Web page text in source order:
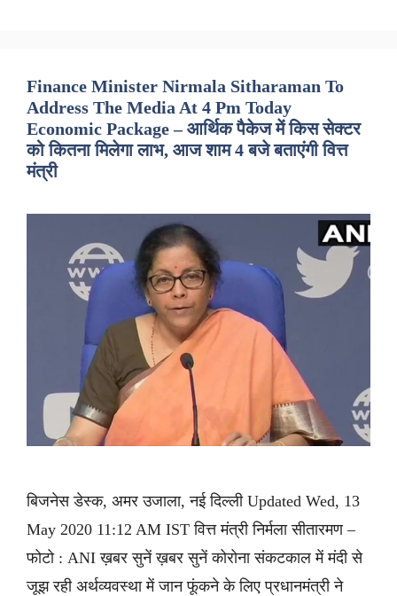
Finance Minister Nirmala Sitharaman To
Address The Media At 4 Pm Today
Economic Package – आर्थिक पैकेज में किस सेक्टर
को कितना मिलेगा लाभ, आज शाम 4 बजे बताएंगी वित्त
मंत्री
बिजनेस डेस्क, अमर उजाला, नई दिल्ली Updated Wed, 13
May 2020 11:12 AM IST वित्त मंत्री निर्मला सीतारमण –
फोटो : ANI ख़बर सुनें ख़बर सुनें कोरोना संकटकाल में मंदी से
जूझ रही अर्थव्यवस्था में जान फूंकने के लिए प्रधानमंत्री ने